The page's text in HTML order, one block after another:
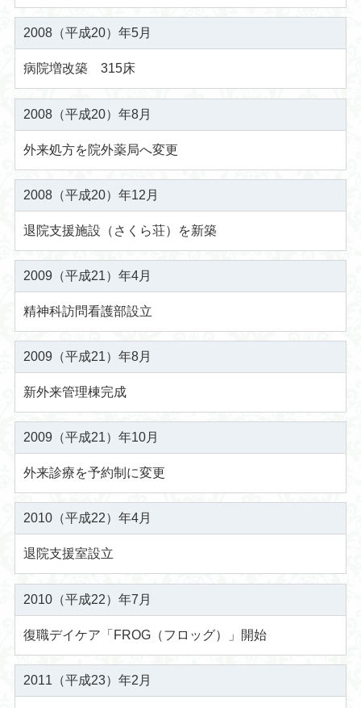
2008（平成20）年5月
病院増改築 315床
2008（平成20）年8月
外来処方を院外薬局へ変更
2008（平成20）年12月
退院支援施設（さくら荘）を新築
2009（平成21）年4月
精神科訪問看護部設立
2009（平成21）年8月
新外来管理棟完成
2009（平成21）年10月
外来診療を予約制に変更
2010（平成22）年4月
退院支援室設立
2010（平成22）年7月
復職デイケア「FROG（フロッグ）」開始
2011（平成23）年2月